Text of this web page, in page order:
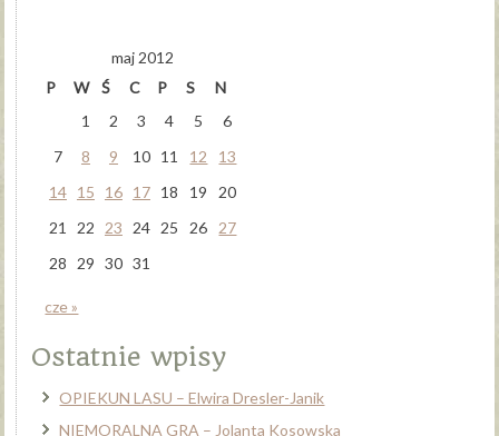
maj 2012
P
W Ś C P S
N
1
2 3 4 5
6
7
8 9 10 11 12
13
14 15 16 17 18 19
20
21
22 23 24 25 26
27
28
29 30 31
cze »
Ostatnie wpisy
OPIEKUN LASU – Elwira Dresler-Janik
NIEMORALNA GRA – Jolanta Kosowska